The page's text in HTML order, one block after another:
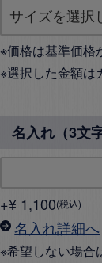
※価格は基準価格
※選択した金額は
名入れ（3文
+¥ 1,100 税込
名入れ詳細へ
※希望しない場合